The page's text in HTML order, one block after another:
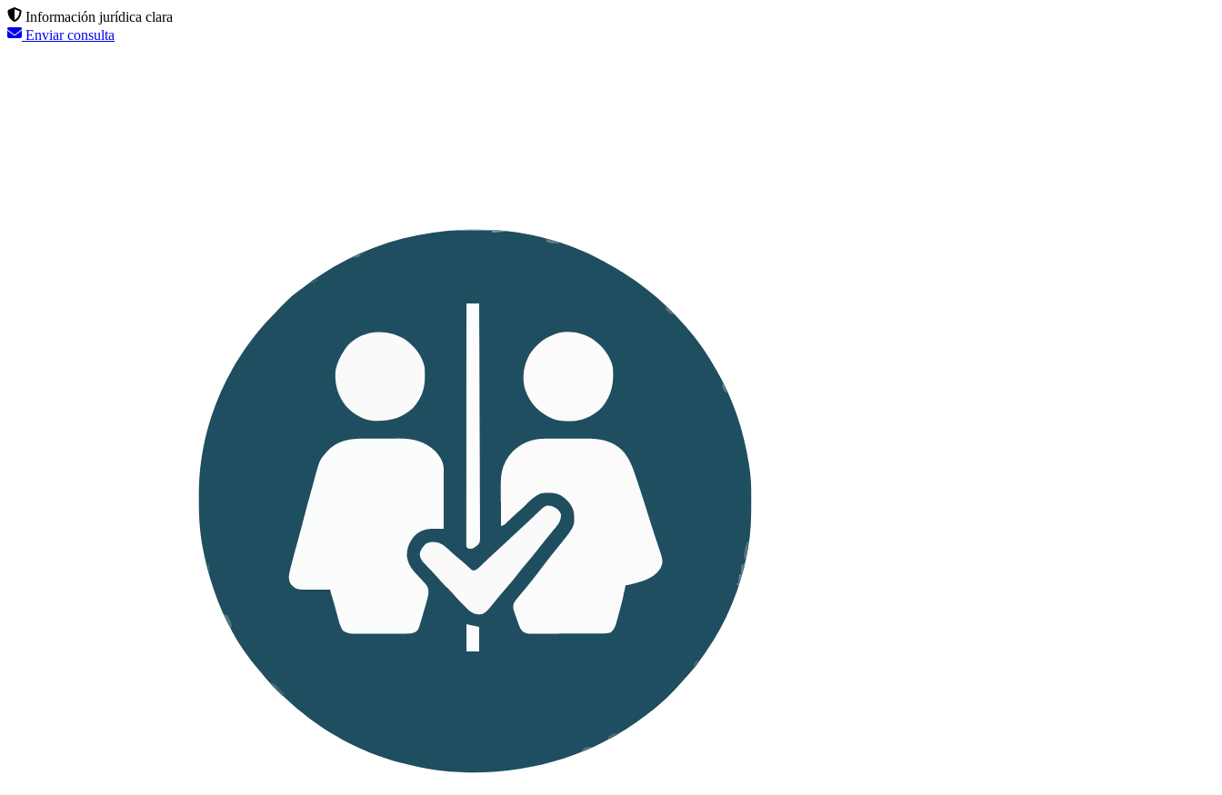
Información jurídica clara
Enviar consulta